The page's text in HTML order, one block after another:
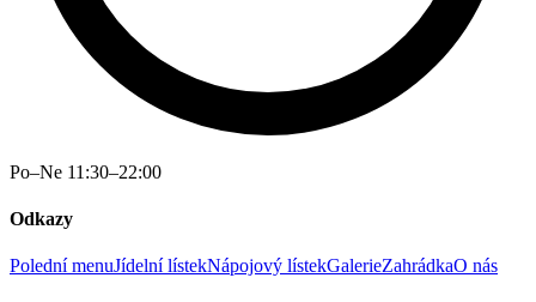
Po–Ne 11:30–22:00
Odkazy
Polední menuJídelní lístekNápojový lístekGalerieZahrádkaO nás